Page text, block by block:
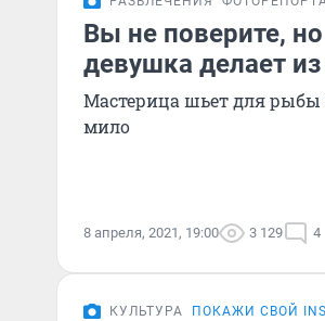
Вы не поверите,
девушка делает
Мастерица шьет для
мило
8 апреля, 2021, 19:00 3 129 4
КУЛЬТУРА ПОКАЖИ СВОЙ